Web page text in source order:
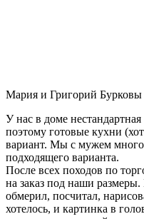
Мария и Григорий Бурковы
У нас в доме
поэтому готовые кухни
вариант. Мы с мужем
подходящего варианта.
После всех походов по
на заказ под наши
обмерил, посчитал,
хотелось, и картинка в